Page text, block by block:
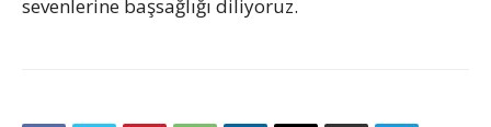
sevenlerine başsağlığı diliyoruz.